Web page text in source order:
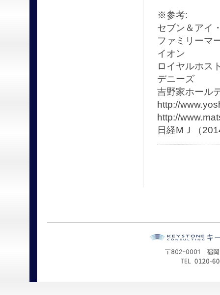
※参考:
セブン＆アイ
ファミリ
イオ
ロイヤ
デニー
吉野家
http://
http://
日経МＪ（